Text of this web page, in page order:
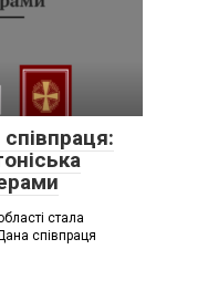
стала
співпраця